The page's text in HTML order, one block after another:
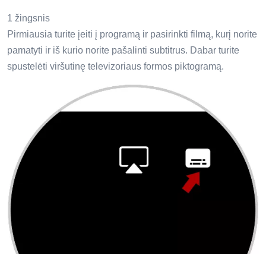
1 žingsnis
Pirmiausia turite įeiti į programą ir pasirinkti filmą, kurį norite
pamatyti ir iš kurio norite pašalinti subtitrus. Dabar turite
spustelėti viršutinę televizoriaus formos piktogramą.